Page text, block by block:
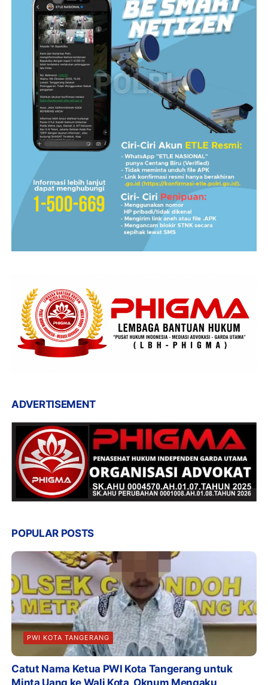
ADVERTISEMENT
POPULAR POSTS
PWI KOTA TANGERANG
Catut Nama Ketua PWI Kota Tangerang untuk
Minta Uang ke Wali Kota, Oknum Mengaku